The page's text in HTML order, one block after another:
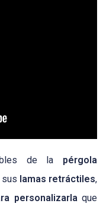
de la pérgola
sus lamas retráctiles,
personalizarla que